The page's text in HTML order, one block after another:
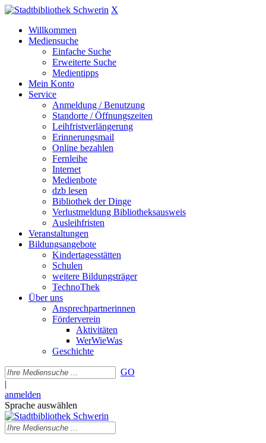
X
Willkommen
Mediensuche
Einfache Suche
Erweiterte Suche
Medientipps
Mein Konto
Service
Anmeldung / Benutzung
Standorte / Öffnungszeiten
Leihfristverlängerung
Erinnerungsmail
Online bezahlen
Fernleihe
Internet
Medienbote
dzb lesen
Bibliothek der Dinge
Verlustmeldung Bibliotheksausweis
Ausleihfristen
Veranstaltungen
Bildungsangebote
Kindertagesstätten
Schulen
weitere Bildungsträger
TechnoThek
Über uns
Ansprechpartnerinnen
Förderverein
Aktivitäten
WerWieWas
Geschichte
GO
|
anmelden
Sprache auswählen